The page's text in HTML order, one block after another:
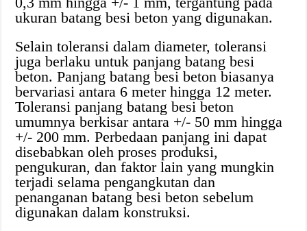
ukuran batang besi beton yang digunakan.
Selain toleransi dalam diameter, toleransi
juga berlaku untuk panjang batang besi
beton. Panjang batang besi beton biasanya
bervariasi antara 6 meter hingga 12 meter.
Toleransi panjang batang besi beton
umumnya berkisar antara +/- 50 mm hingga
+/- 200 mm. Perbedaan panjang ini dapat
disebabkan oleh proses produksi,
pengukuran, dan faktor lain yang mungkin
terjadi selama pengangkutan dan
penanganan batang besi beton sebelum
digunakan dalam konstruksi.